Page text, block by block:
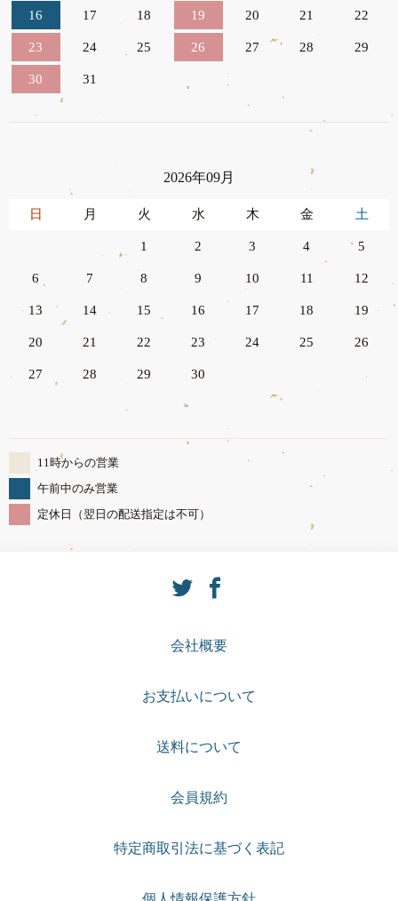
16 17 18 19 20 21 22
23 24 25 26 27 28 29
30 31
2026年09月
日 月 火 水 木 金 土
1 2 3 4 5
6 7 8 9 10 11 12
13 14 15 16 17 18 19
20 21 22 23 24 25 26
27 28 29 30
11時からの営業
午前中のみ営業
定休日（翌日の配送指定は不可）
会社概要
お支払いについて
送料について
会員規約
特定商取引法に基づく表記